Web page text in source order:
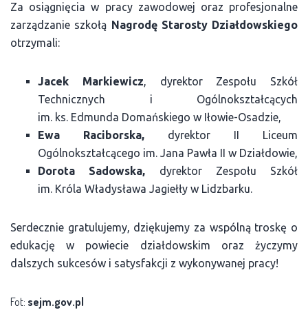
Za osiągnięcia w pracy zawodowej oraz profesjonalne
zarządzanie szkołą Nagrodę Starosty Działdowskiego
otrzymali:
Jacek Markiewicz, dyrektor Zespołu Szkół
Technicznych i Ogólnokształcących
im. ks. Edmunda Domańskiego w Iłowie-Osadzie,
Ewa Raciborska, dyrektor II Liceum
Ogólnokształcącego im. Jana Pawła II w Działdowie,
Dorota Sadowska, dyrektor Zespołu Szkół
im. Króla Władysława Jagiełły w Lidzbarku.
Serdecznie gratulujemy, dziękujemy za wspólną troskę o
edukację w powiecie działdowskim oraz życzymy
dalszych sukcesów i satysfakcji z wykonywanej pracy!
Fot: sejm.gov.pl